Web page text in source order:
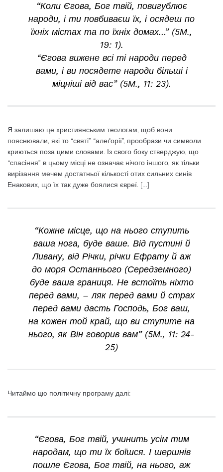
“Коли Єгова, Бог твій, повигублює
народи, і ти повбиваєш їх, і осядеш по
їхніх містах та по їхніх домах…” (5М.,
19: 1).
“Єгова вижене всі ті народи перед
вами, і ви посядете народи більші і
міцніші від вас” (5М., 11: 23).
Я залишаю це християнським теологам, щоб вони
пояснювали, які то “святі” “алеґорії”, прообрази чи символи
криються поза цими словами. Із свого боку стверджую, що
“спасіння” в цьому місці не означає нічого іншого, як тільки
вирізання мечем достатньої кількості отих сильних синів
Енакових, що їх так дуже боялися євреї. […]
“Кожне місце, що на нього ступить
ваша нога, буде ваше. Від пустині й
Ливану, від Річки, річки Ефрату й аж
до моря Останнього (Середземного)
буде ваша границя. Не встоїть ніхто
перед вами, – ляк перед вами й страх
перед вами дасть Господь, Бог ваш,
на кожен той край, що ви ступите на
нього, як Він говорив вам” (5М., 11: 24-
25)
Читаймо цю політичну програму далі:
“Єгова, Бог твій, учинить усім тим
народам, що ти їх боїшся. І шершнів
пошле Єгова, Бог твій, на нього, аж